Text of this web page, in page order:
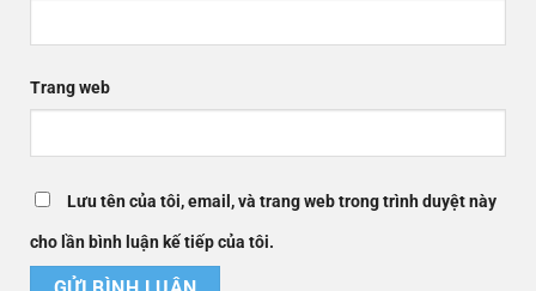
Trang web
Lưu tên của tôi, email, và trang web trong trình duyệt này
cho lần bình luận kế tiếp của tôi.